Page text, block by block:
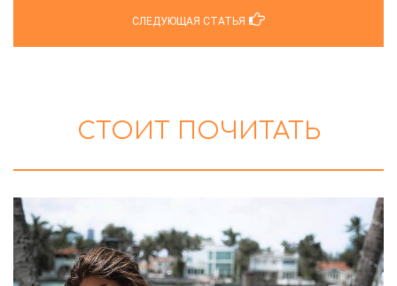
СЛЕДУЮЩАЯ СТАТЬЯ
СТОИТ ПОЧИТАТЬ